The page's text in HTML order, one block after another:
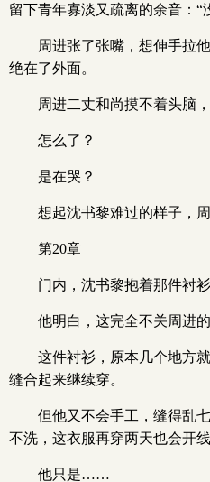
留下青年寡淡又疏离的余音：“
周进张了张嘴，想伸手拉
绝在了外面。
周进二丈和尚摸不着头脑
怎么了？
是在哭？
想起沈书黎难过的样子，
第20章
门内，沈书黎抱着那件衬
他明白，这完全不关周进的
这件衬衫，原本几个地方
缝合起来继续穿。
但他又不会手工，缝得乱
不洗，这衣服再穿两天也会开线
他只是……